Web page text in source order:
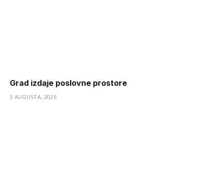
Grad izdaje poslovne prostore
3 AUGUSTA, 2026